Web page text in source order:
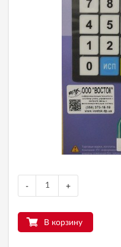
- +
В корзину